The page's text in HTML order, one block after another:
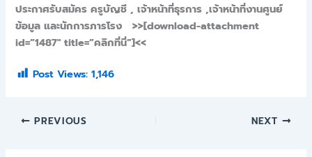
ประกาศรับสมัคร ครูบัญชี , เจ้าหน้าที่ธุรการ ,เจ้าหน้าที่งานศูนย์
ข้อมูล และนักการภารโรง >>[download-attachment
id=”1487″ title=”คลิกที่นี่”]<<
Post Views: 1,146
PREVIOUS NEXT